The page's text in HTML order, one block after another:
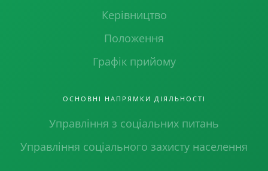
Керівництво
Положення
Графік прийому
ОСНОВНІ НАПРЯМКИ ДІЯЛЬНОСТІ
Управління з соціальних питань
Управління соціального захисту населення